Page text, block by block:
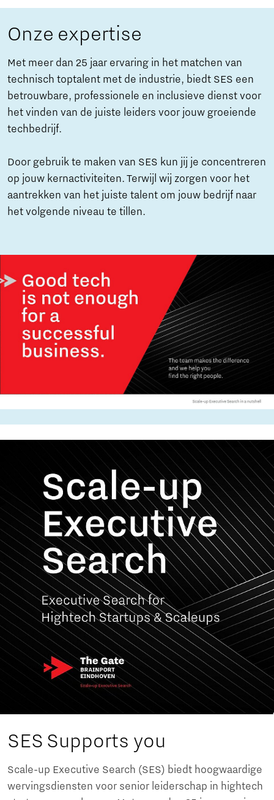
Onze expertise
Met meer dan 25 jaar ervaring in het matchen van
technisch toptalent met de industrie, biedt SES een
betrouwbare, professionele en inclusieve dienst voor
het vinden van de juiste leiders voor jouw groeiende
techbedrijf.
Door gebruik te maken van SES kun jij je concentreren
op jouw kernactiviteiten. Terwijl wij zorgen voor het
aantrekken van het juiste talent om jouw bedrijf naar
het volgende niveau te tillen.
SES Supports you
Scale-up Executive Search (SES) biedt hoogwaardige
wervingsdiensten voor senior leiderschap in hightech